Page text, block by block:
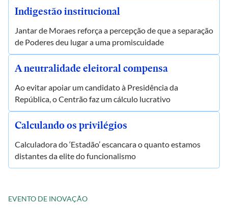
Indigestão institucional
Jantar de Moraes reforça a percepção de que a separação
de Poderes deu lugar a uma promiscuidade
A neutralidade eleitoral compensa
Ao evitar apoiar um candidato à Presidência da
República, o Centrão faz um cálculo lucrativo
Calculando os privilégios
Calculadora do ‘Estadão’ escancara o quanto estamos
distantes da elite do funcionalismo
EVENTO DE INOVAÇÃO